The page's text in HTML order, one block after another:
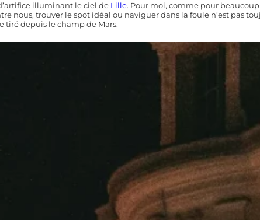
illuminant le ciel de Lille. Pour moi, comme pour beaucoup
nous, trouver le spot idéal ou naviguer dans la foule n’est pas
tiré depuis le champ de Mars.